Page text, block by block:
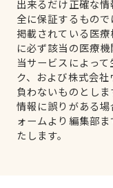
出来るだけ正確な
全に保証するもので
掲載されている医
に必ず該当の医療機
当サービスによっ
ク、および株式会
負わないものとしま
情報に誤りがある
ォームより編集部
たします。